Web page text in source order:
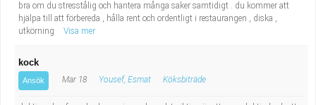
bra om du stresstålig och hantera många saker samtidigt . du kommer att
hjälpa till att förbereda , hålla rent och ordentligt i restaurangen , diska ,
utkörning
Visa mer
kock
Ansök Mar 18 Yousef, Esmat Köksbiträde